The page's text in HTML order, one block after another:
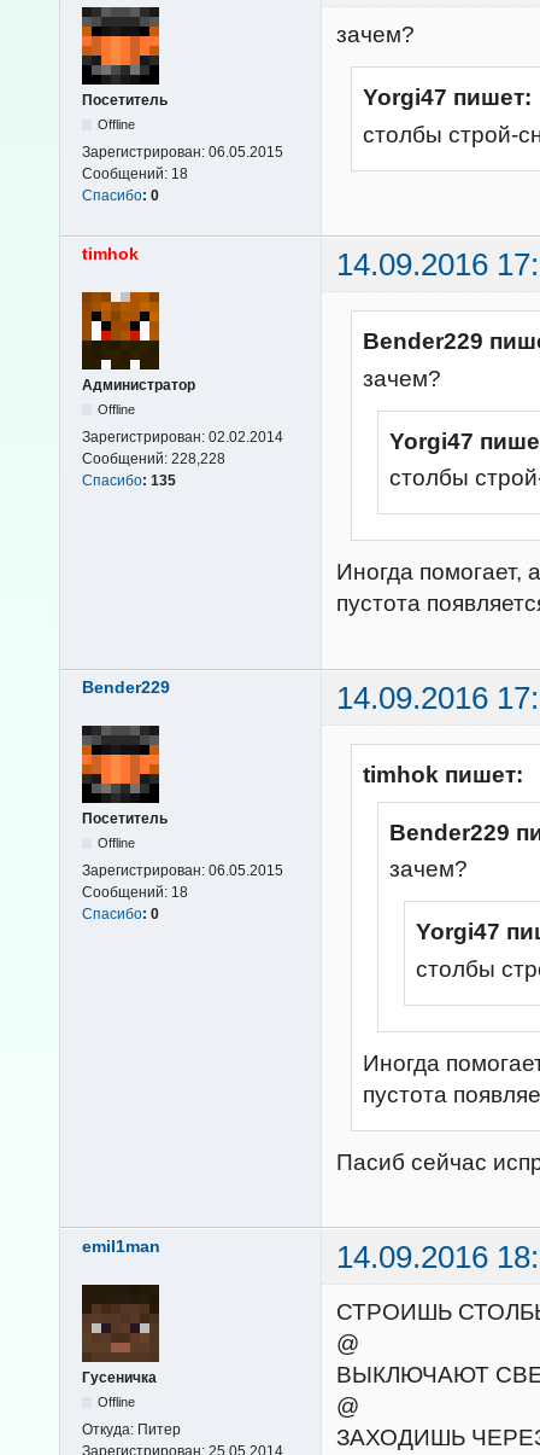
Посетитель
Offline
Зарегистрирован: 06.05.2015
Сообщений: 18
Спасибо: 0
зачем?
Yorgi47 пишет:
столбы строй-
timhok 14.09.2016
Администратор
Offline
Зарегистрирован: 02.02.2014
Сообщений: 228,228
Спасибо: 135
Bender229
зачем?
Yorgi47
столбы
Иногда помогает,
пустота
Bender229 14.09.2016
Посетитель
Offline
Зарегистрирован: 06.05.2015
Сообщений: 18
Спасибо: 0
timhok пишет:
Bender229
зачем?
Yorgi47
столбы
Иногда
пустота
Пасиб сейчас
emil1man 14.09.2016
Гусеничка
Offline
Откуда: Питер
Зарегистрирован: 25.05.2014
СТРОИШЬ
@
ВЫКЛЮЧАЮТ
@
ЗАХОДИШЬ